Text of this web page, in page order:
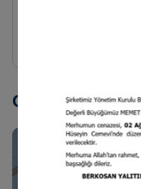
temperatura y evita
Otras
Industria de la
construcción